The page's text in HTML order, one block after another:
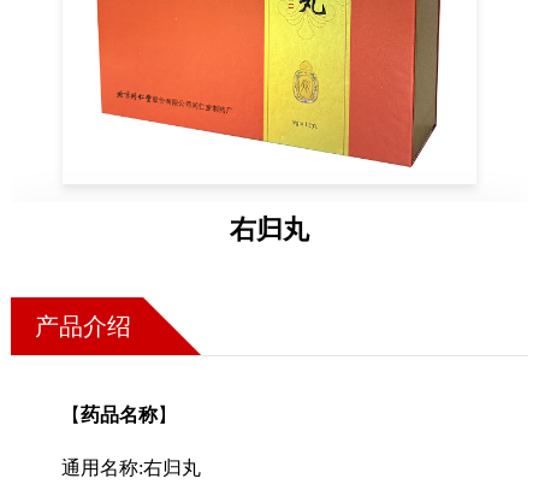
音视
右归丸
产品介绍
【药品名称】
通用名称:右归丸